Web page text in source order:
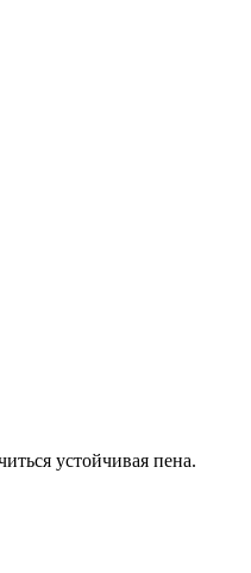
устойчивая пена.